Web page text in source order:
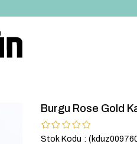
Burgu Rose Gold
Stok Kodu